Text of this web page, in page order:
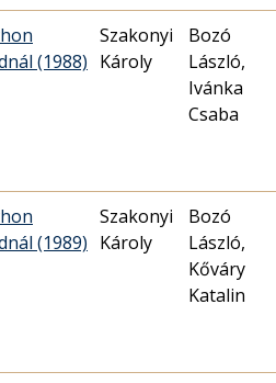
(1988)
Szakonyi
Károly
Bozó
László,
Ivánka
Csaba
(1989)
Szakonyi
Károly
Bozó
László,
Kőváry
Katalin